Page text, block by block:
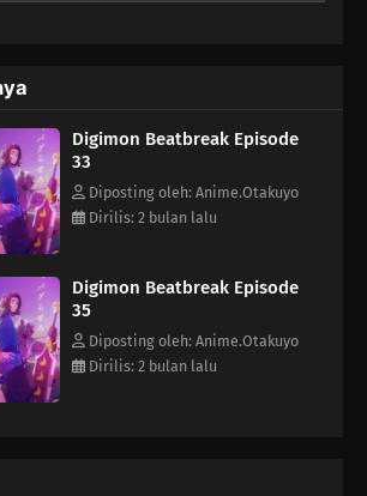
tinggal bersama Kyo Sawashiro dan
hadiah “Golden Dawn” lainnya, Tomoro
Masa depan baru apa yang akan
dan Digimon?
Digimon Beatbreak Episode
33
Diposting oleh: Anime.Otakuyo
Dirilis: 2 bulan lalu
Digimon Beatbreak Episode
35
Diposting oleh: Anime.Otakuyo
Dirilis: 2 bulan lalu